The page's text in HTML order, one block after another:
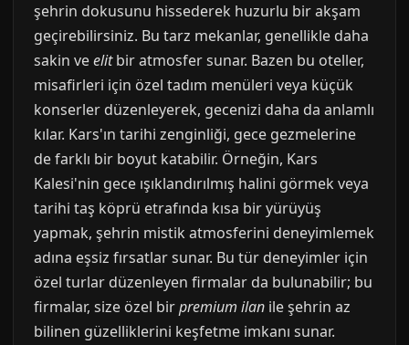
şehrin dokusunu hissederek huzurlu bir akşam
geçirebilirsiniz. Bu tarz mekanlar, genellikle daha
sakin veelitbir atmosfer sunar. Bazen bu oteller,
misafirleri için özel tadım menüleri veya küçük
konserler düzenleyerek, gecenizi daha da anlamlı
kılar. Kars'ın tarihi zenginliği, gece gezmelerine
de farklı bir boyut katabilir. Örneğin, Kars
Kalesi'nin gece ışıklandırılmış halini görmek veya
tarihi taş köprü etrafında kısa bir yürüyüş
yapmak, şehrin mistik atmosferini deneyimlemek
adına eşsiz fırsatlar sunar. Bu tür deneyimler için
özel turlar düzenleyen firmalar da bulunabilir; bu
firmalar, size özel birpremium ilan ile şehrin az
bilinen güzelliklerini keşfetme imkanı sunar.